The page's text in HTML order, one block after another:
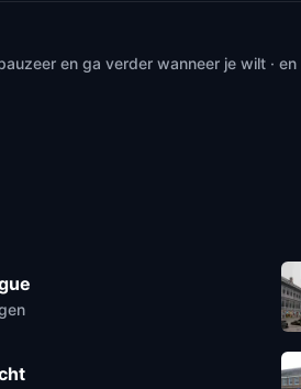
en ga verder wanneer je wilt ·